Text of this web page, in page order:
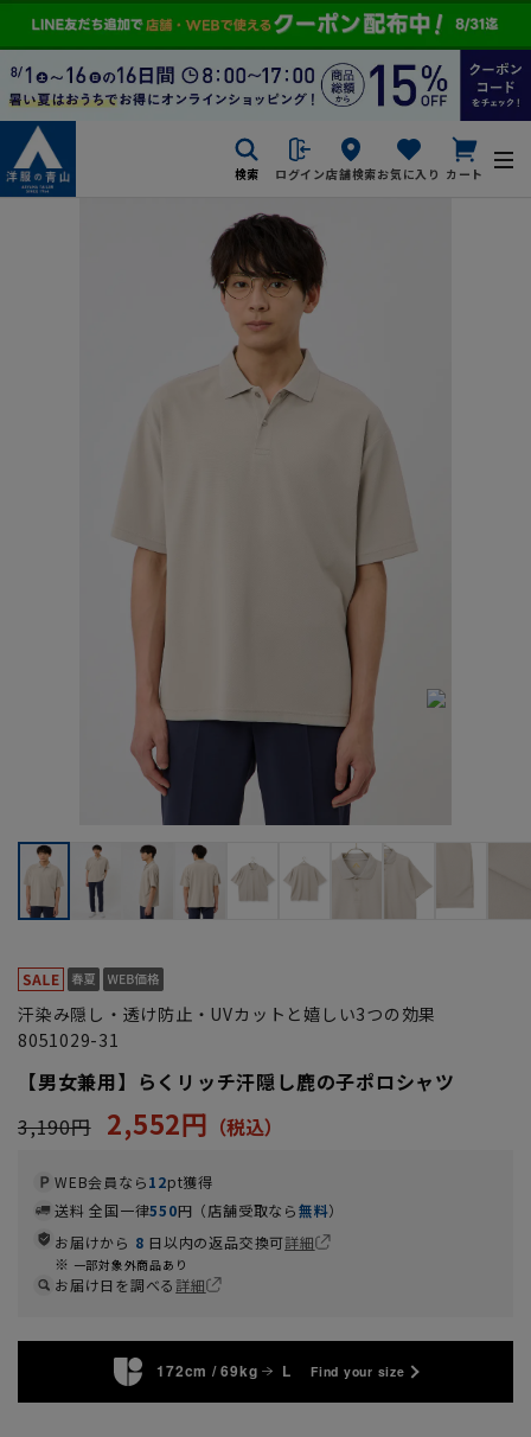
検索 ログイン店舗検索お気に入り カート
汗染み隠し・透け防止・UVカットと嬉しい3つの効果
8051029-31
【男女兼用】らくリッチ汗隠し鹿の子ポロシャツ
3,190円 2,552円
WEB会員なら12pt獲得
送料 全国一律550円（店舗受取なら無料）
お届けから 8 日以内の返品交換可詳細
一部対象外商品あり
お届け日を調べる詳細
172cm / 69kg L Find your size